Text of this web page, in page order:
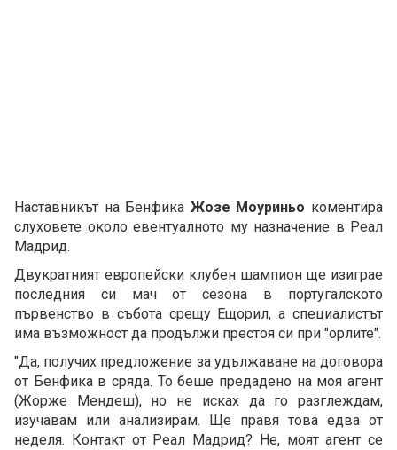
Наставникът на Бенфика Жозе Моуриньо коментира
слуховете около евентуалното му назначение в Реал
Мадрид.
Двукратният европейски клубен шампион ще изиграе
последния си мач от сезона в португалското
първенство в събота срещу Ещорил, а специалистът
има възможност да продължи престоя си при "орлите".
"Да, получих предложение за удължаване на договора
от Бенфика в сряда. То беше предадено на моя агент
(Жорже Мендеш), но не исках да го разглеждам,
изучавам или анализирам. Ще правя това едва от
неделя. Контакт от Реал Мадрид? Не, моят агент се